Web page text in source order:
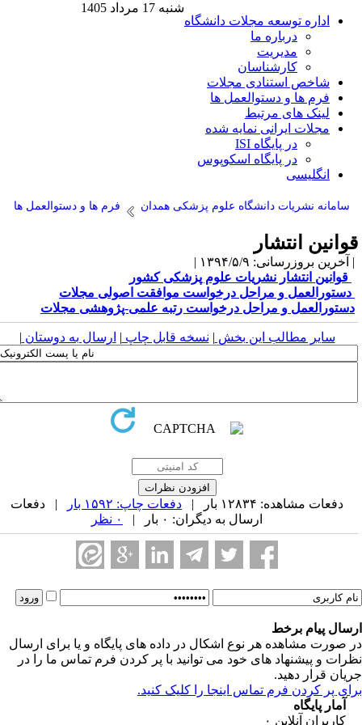
اداره توسعه مجلات دانشگاه
درباره ما
مدیریت
کارشناسان
شاخص استنادی مجلات
فرم ها و دستوالعمل ها
لینک های مرتبط
مجلات ایرانی نمایه شده
در پایگاه ISI
در پایگاه اسکوپوس
انگلیسی
شنبه 17 مرداد 1405
سامانه نشریات دانشگاه علوم پزشکی همدان فرم ها و دستوالعمل ها
انتشار
بروزرسانی: ۱۳۹۴/۵/۹ |
قوانین انتشار نشریات علوم پزشکی کشور
دستورالعمل و مراحل درخواست موافقت اصولی مجلات
دستورالعمل و مراحل درخواست رتبه علمی-پژوهشی مجلات
سایر مطالب این بخش | نسخه قابل چاپ| ارسال به دوستان|
دفعات مشاهده: ۱۲۸۳۴ بار | دفعات چاپ: ۱۵۹۲ بار
| دفعات
ارسال به دیگران: ۰ بار |
پیام برخط
صورت مشاهده هر نوع اشکال در داده های پایگاه و یا برای ارسال
و پیشنهاد های خود می توانید با پر کردن فرم تماس ما را در
قرار دهید.
پر کردن فرم تماس اینجا را کلیک کنید.
آمار پایگاه
کاربران آنلاین۰